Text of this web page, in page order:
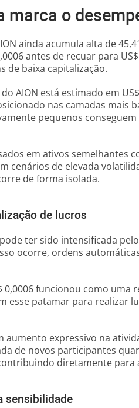
o
ainda acumula alta de
antes de recuar para
de baixa capitalização.
AION está estimado em
nas camadas mais
pequenos
em ativos semelhantes
cenários de elevada
de forma isolada.
de lucros
ter sido intensificada
ocorre, ordens
0,0006 funcionou como uma
esse patamar para realizar
expressivo na
de novos participantes
diretamente para
sensibilidade